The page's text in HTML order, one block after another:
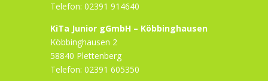
Telefon: 02391 914640
KiTa Junior gGmbH – Köbbinghausen
Köbbinghausen 2
58840 Plettenberg
Telefon: 02391 605350